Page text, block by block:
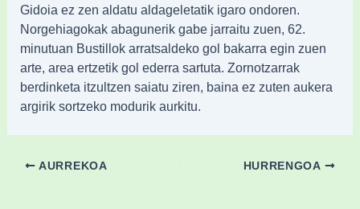
Gidoia ez zen aldatu aldageletatik igaro ondoren.
Norgehiagokak abagunerik gabe jarraitu zuen, 62.
minutuan Bustillok arratsaldeko gol bakarra egin zuen
arte, area ertzetik gol ederra sartuta. Zornotzarrak
berdinketa itzultzen saiatu ziren, baina ez zuten aukera
argirik sortzeko modurik aurkitu.
AURREKOA HURRENGOA